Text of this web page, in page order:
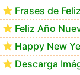
Frases de
Feliz Año
Happy New
Descarga